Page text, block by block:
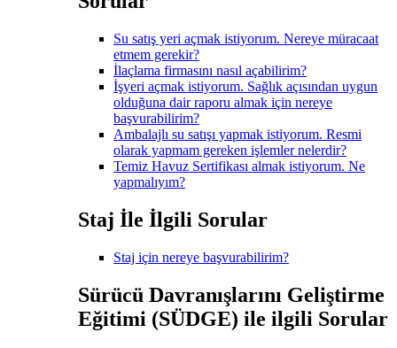
Su satış yeri açmak istiyorum. Nereye müracaat
etmem gerekir?
İlaçlama firmasını nasıl açabilirim?
İşyeri açmak istiyorum. Sağlık açısından uygun
olduğuna dair raporu almak için nereye
başvurabilirim?
Ambalajlı su satışı yapmak istiyorum. Resmi
olarak yapmam gereken işlemler nelerdir?
Temiz Havuz Sertifikası almak istiyorum. Ne
yapmalıyım?
Staj İle İlgili Sorular
Staj için nereye başvurabilirim?
Sürücü Davranışlarını Geliştirme
Eğitimi (SÜDGE) ile ilgili Sorular